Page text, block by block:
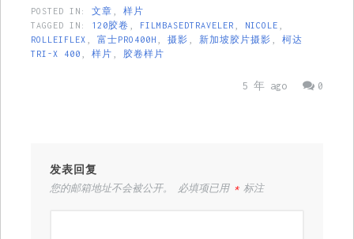
POSTED IN: 文章
样片
TAGGED IN: 120胶卷 FILMBASEDTRAVELER NICOLE
ROLLEIFLEX
富士PRO400H 摄影 新加坡胶片摄影
柯达
TRI-X 400
样片 胶卷样片
0
5 年 ago
发表回复
您的邮箱地址不会被公开。 必填项已用 *标注